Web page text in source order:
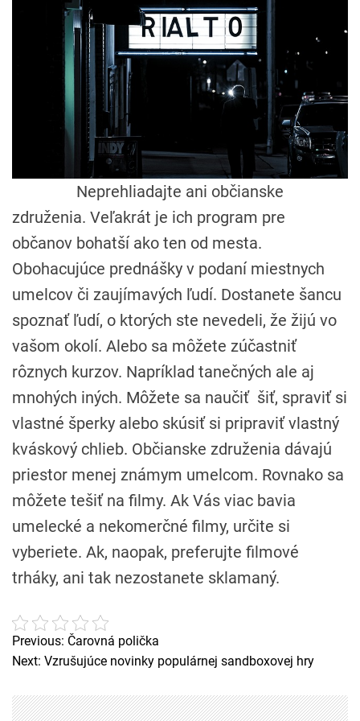
Neprehliadajte ani občianske
združenia. Veľakrát je ich program pre
občanov bohatší ako ten od mesta.
Obohacujúce prednášky v podaní miestnych
umelcov či zaujímavých ľudí. Dostanete šancu
spoznať ľudí, o ktorých ste nevedeli, že žijú vo
vašom okolí. Alebo sa môžete zúčastniť
rôznych kurzov. Napríklad tanečných ale aj
mnohých iných. Môžete sa naučiť šiť, spraviť si
vlastné šperky alebo skúsiť si pripraviť vlastný
kváskový chlieb. Občianske združenia dávajú
priestor menej známym umelcom. Rovnako sa
môžete tešiť na filmy. Ak Vás viac bavia
umelecké a nekomerčné filmy, určite si
vyberiete. Ak, naopak, preferujte filmové
trháky, ani tak nezostanete sklamaný.
N
v
Previous: Čarovná polička
Next: Vzrušujúce novinky populárnej sandboxovej hry